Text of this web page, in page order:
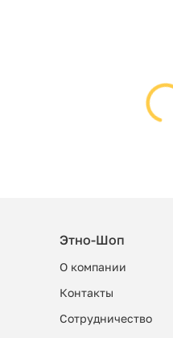
Этно-Шоп
О компании
Контакты
Сотрудничество